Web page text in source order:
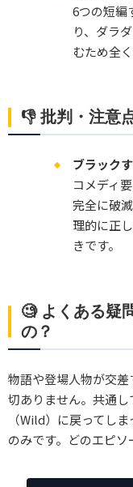
6つの短編
り、ダラ
むため全
👎 批判・注意
ブラック
コメディ
完全に破
理的に正
きです。
🧐 よくある疑
の？
物語や登場人物が交
切ありません。共通
（Wild）に戻ってし
のみです。どのエピソ